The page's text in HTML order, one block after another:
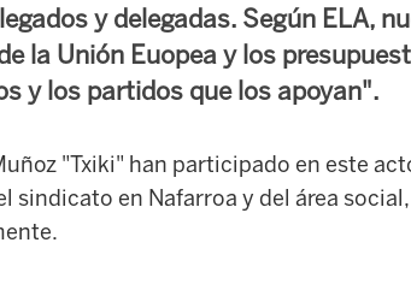
y delegadas. Según ELA,
la Unión Euopea y los
y los partidos que los apoyan".
"Txiki" han participado en este
sindicato en Nafarroa y del área social,